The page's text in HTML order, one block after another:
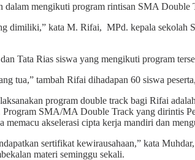
mengikuti program rintisan SMA
dimiliki,” kata M. Rifai, MPd. kepala
Tata Rias siswa yang mengikuti program
tua,” tambah Rifai dihadapan 60 siswa
program double track bagi Rifai
SMA/MA Double Track yang dirintis
akselerasi cipta kerja mandiri dan
sertifikat kewirausahaan,” kata
materi seminggu sekali.